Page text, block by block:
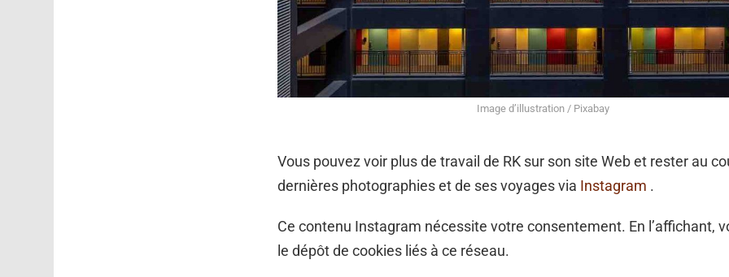
Image d’illustration / Pixabay
Vous pouvez voir plus de travail de RK sur son site Web et rester au
dernières photographies et de ses voyages via Instagram .
Ce contenu Instagram nécessite votre consentement. En l’affichant,
le dépôt de cookies liés à ce réseau.